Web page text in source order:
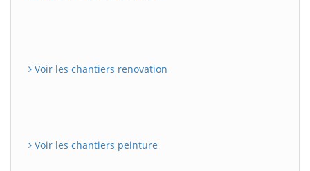
Voir les chantiers renovation
Voir les chantiers peinture